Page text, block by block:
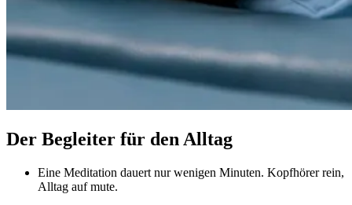
Der Begleiter für den Alltag
Eine Meditation dauert nur wenigen Minuten. Kopfhörer rein,
Alltag auf mute.